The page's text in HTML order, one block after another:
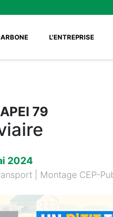
(CURRENT)L'ENTREPRISE
79
2024
| Montage CEP-